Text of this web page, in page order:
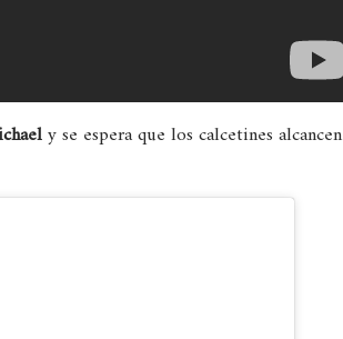
y se espera que los calcetines alcancen